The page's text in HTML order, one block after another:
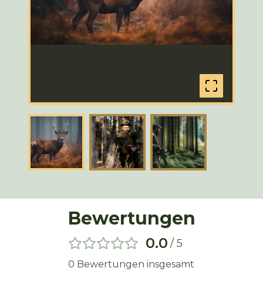
Bewertungen
0.0 / 5
0 Bewertungen insgesamt